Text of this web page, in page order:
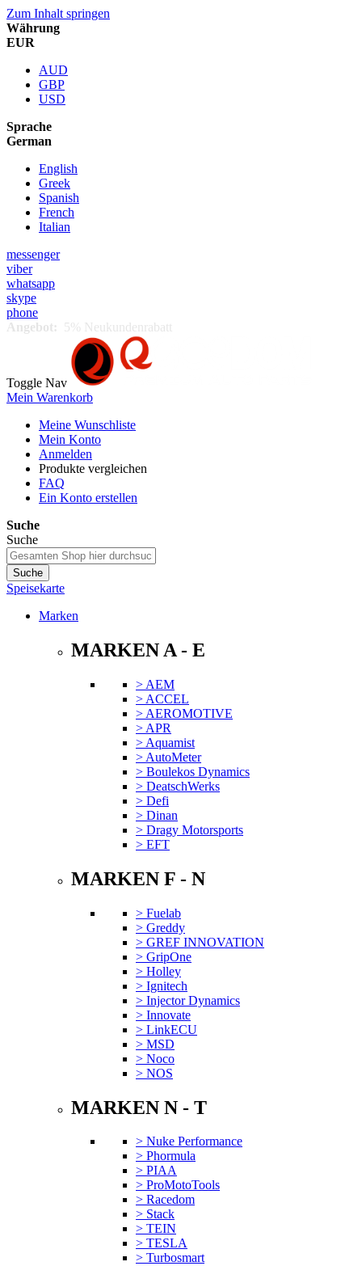
Zum Inhalt springen
Währung
EUR
AUD
GBP
USD
Sprache
German
English
Greek
Spanish
French
Italian
messenger
viber
whatsapp
skype
phone
Angebot:
5% Neukundenrabatt
Toggle Nav
Mein Warenkorb
Meine Wunschliste
Mein Konto
Anmelden
Produkte vergleichen
FAQ
Ein Konto erstellen
Suche
Suche
Suche
Speisekarte
Marken
MARKEN A - E
> AEM
> ACCEL
> AEROMOTIVE
> APR
> Aquamist
> AutoMeter
> Boulekos Dynamics
> DeatschWerks
> Defi
> Dinan
> Dragy Motorsports
> EFT
MARKEN F - N
> Fuelab
> Greddy
> GREF INNOVATION
> GripOne
> Holley
> Ignitech
> Injector Dynamics
> Innovate
> LinkECU
> MSD
> Noco
> NOS
MARKEN N - T
> Nuke Performance
> Phormula
> PIAA
> ProMotoTools
> Racedom
> Stack
> TEIN
> TESLA
> Turbosmart